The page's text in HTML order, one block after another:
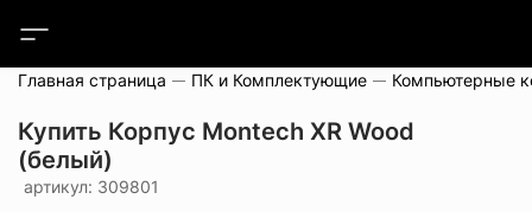
Главная страница ПК и Комплектующие Компьютерные
Купить Корпус Montech XR Wood
(белый)
артикул: 309801